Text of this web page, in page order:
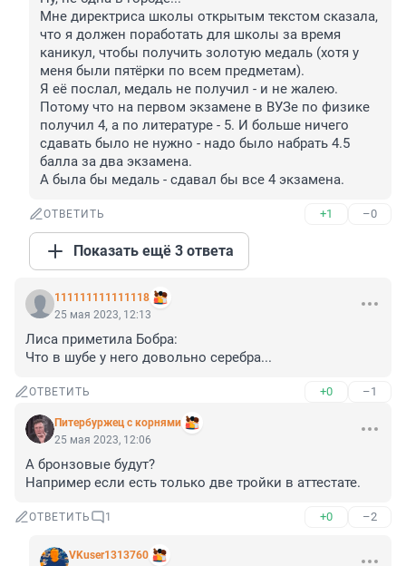
Мне директриса школы открытым текстом сказала,
что я должен поработать для школы за время
каникул, чтобы получить золотую медаль (хотя у
меня были пятёрки по всем предметам).
Я её послал, медаль не получил - и не жалею.
Потому что на первом экзамене в ВУЗе по физике
получил 4, а по литературе - 5. И больше ничего
сдавать было не нужно - надо было набрать 4.5
балла за два экзамена.
А была бы медаль - сдавал бы все 4 экзамена.
ОТВЕТИТЬ +1 –0
Показать ещё 3 ответа
111111111111118
25 мая 2023, 12:13
Лиса приметила Бобра:
Что в шубе у него довольно серебра...
ОТВЕТИТЬ +0 –1
Питербуржец с корнями
25 мая 2023, 12:06
А бронзовые будут?
Например если есть только две тройки в аттестате.
ОТВЕТИТЬ 1 +0 –2
VKuser1313760